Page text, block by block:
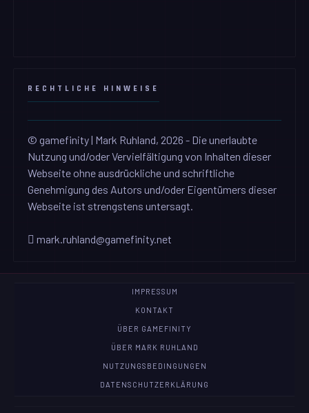
RECHTLICHE HINWEISE
© gamefinity | Mark Ruhland, 2026 - Die unerlaubte
Nutzung und/oder Vervielfältigung von Inhalten dieser
Webseite ohne ausdrückliche und schriftliche
Genehmigung des Autors und/oder Eigentümers dieser
Webseite ist strengstens untersagt.
mark.ruhland@gamefinity.net
IMPRESSUM
KONTAKT
ÜBER GAMEFINITY
ÜBER MARK RUHLAND
NUTZUNGSBEDINGUNGEN
DATENSCHUTZERKLÄRUNG